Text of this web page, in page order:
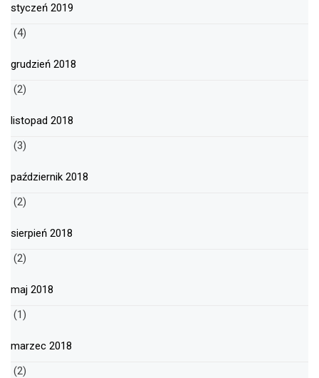
styczeń 2019
(4)
grudzień 2018
(2)
listopad 2018
(3)
październik 2018
(2)
sierpień 2018
(2)
maj 2018
(1)
marzec 2018
(2)